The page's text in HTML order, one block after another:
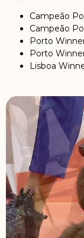
Campeão
Campeão
Porto
Porto
Lisboa